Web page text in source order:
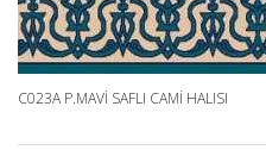
C023A P.MAVI SAFLI CAMI HALISI